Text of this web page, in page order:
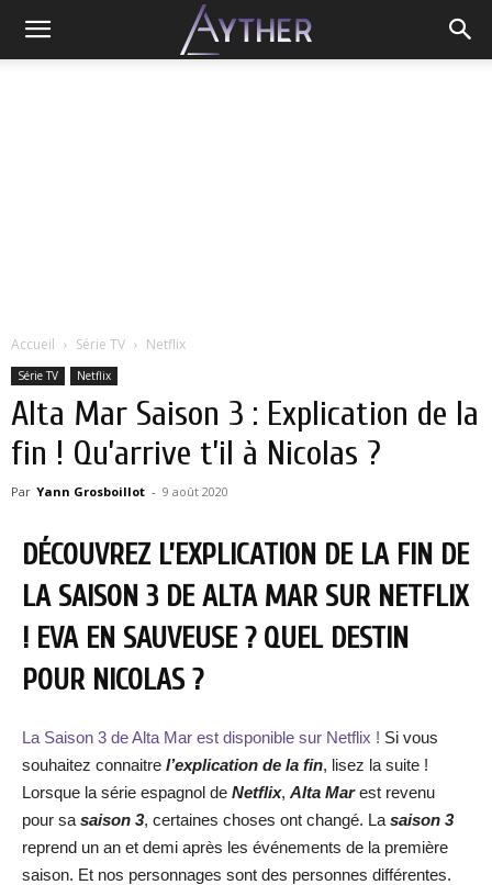
Accueil Série TV Netflix
Série TV Netflix
Alta Mar Saison 3 : Explication de la
fin ! Qu’arrive t’il à Nicolas ?
Par Yann Grosboillot - 9 août 2020
DÉCOUVREZ L’EXPLICATION DE LA FIN DE
LA SAISON 3 DE ALTA MAR SUR NETFLIX
! EVA EN SAUVEUSE ? QUEL DESTIN
POUR NICOLAS ?
La Saison 3 de Alta Mar est disponible sur Netflix ! Si vous
souhaitez connaitre l’explication de la fin, lisez la suite !
Lorsque la série espagnol de Netflix, Alta Marest revenu
pour sa saison 3, certaines choses ont changé. La saison 3
reprend un an et demi après les événements de la première
saison. Et nos personnages sont des personnes différentes.